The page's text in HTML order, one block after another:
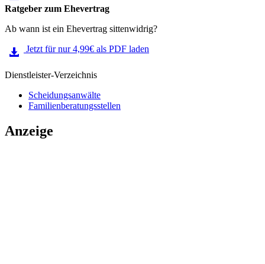
Ratgeber zum Ehevertrag
Ab wann ist ein Ehevertrag sittenwidrig?
Jetzt für nur 4,99€ als PDF laden
Dienstleister-Verzeichnis
Scheidungsanwälte
Familienberatungsstellen
Anzeige